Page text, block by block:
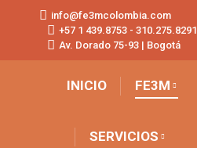
info@fe3mcolombia.com
+57 1 439.8753 - 310.275.8291
Av. Dorado 75-93 | Bogotá
INICIO FE3M
SERVICIOS